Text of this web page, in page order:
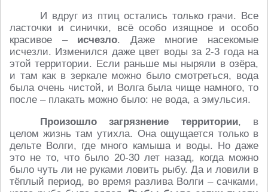
И вдруг из птиц остались только грачи. Все
ласточки и синички, всё особо изящное и особо
красивое – исчезло. Даже многие насекомые
исчезли. Изменился даже цвет воды за 2-3 года на
этой территории. Если раньше мы ныряли в озёра,
и там как в зеркале можно было смотреться, вода
была очень чистой, и Волга была чище намного, то
после – плакать можно было: не вода, а эмульсия.
Произошло загрязнение территории, в
целом жизнь там утихла. Она ощущается только в
дельте Волги, где много камыша и воды. Но даже
это не то, что было 20-30 лет назад, когда можно
было чуть ли не руками ловить рыбу. Да и ловили в
тёплый период, во время разлива Волги – сачками,